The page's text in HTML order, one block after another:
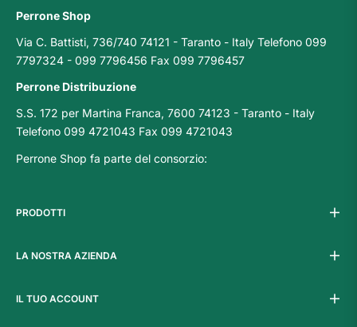
Perrone Shop
Via C. Battisti, 736/740 74121 - Taranto - Italy Telefono 099
7797324 - 099 7796456 Fax 099 7796457
Perrone Distribuzione
S.S. 172 per Martina Franca, 7600 74123 - Taranto - Italy
Telefono 099 4721043 Fax 099 4721043
Perrone Shop fa parte del consorzio:
PRODOTTI
LA NOSTRA AZIENDA
IL TUO ACCOUNT